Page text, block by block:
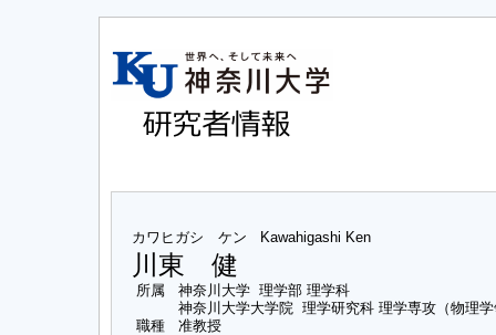
カワヒガシ ケン Kawahigashi Ken
川東 健
所属
神奈川大学 理学部 理学科
神奈川大学大学院 理学研究科 理学専攻（物理
職種
准教授